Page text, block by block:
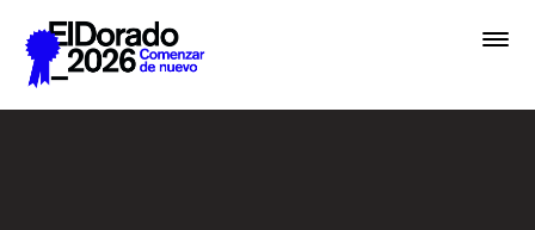
Saltar al contenido principal